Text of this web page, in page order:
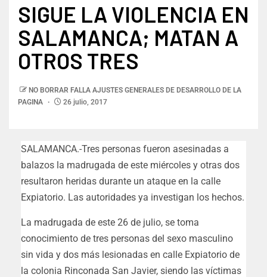
SIGUE LA VIOLENCIA EN
SALAMANCA; MATAN A
OTROS TRES
NO BORRAR FALLA AJUSTES GENERALES DE DESARROLLO DE LA
PAGINA
26 julio, 2017
SALAMANCA.-Tres personas fueron asesinadas a
balazos la madrugada de este miércoles y otras dos
resultaron heridas durante un ataque en la calle
Expiatorio. Las autoridades ya investigan los hechos.
La madrugada de este 26 de julio, se toma
conocimiento de tres personas del sexo masculino
sin vida y dos más lesionadas en calle Expiatorio de
la colonia Rinconada San Javier, siendo las víctimas